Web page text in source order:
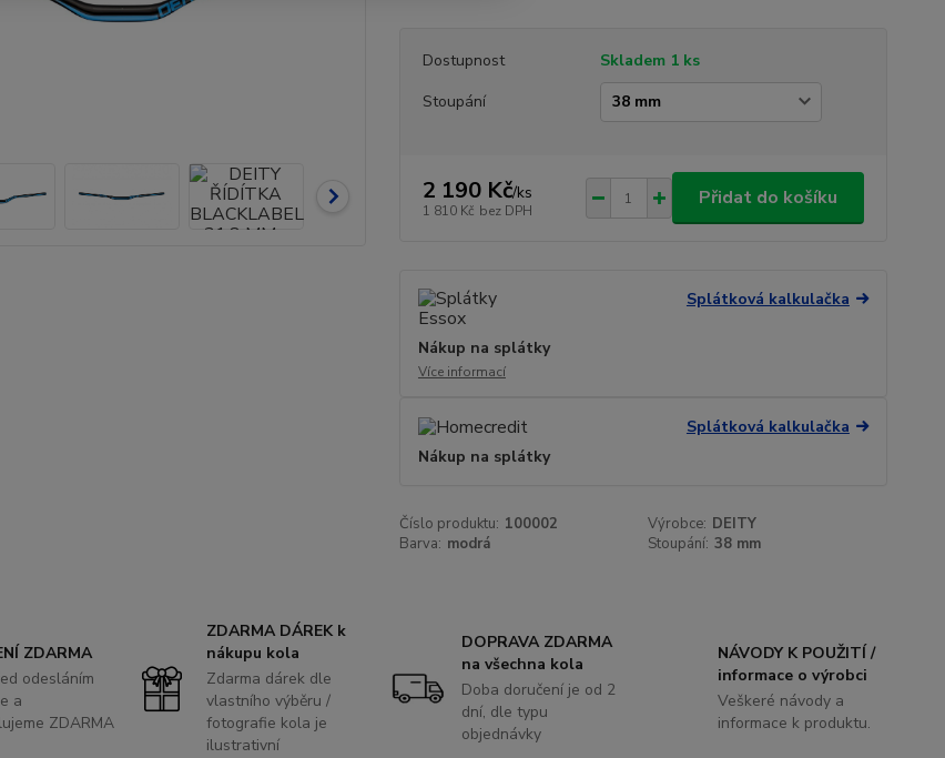
Dostupnost
Skladem 1 ks
Stoupání
2 190 Kč/ks
1 810 Kč bez DPH
Přidat do košíku
Splátková kalkulačka
Nákup na splátky
Více informací
Splátková kalkulačka
Nákup na splátky
Číslo produktu: 100002 Výrobce: DEITY
Barva: modrá Stoupání: 38 mm
ZDARMA
odesláním
a
ZDARMA
ZDARMA DÁREK k
nákupu kola
Zdarma dárek dle
vlastního výběru /
fotografie kola je
ilustrativní
DOPRAVA ZDARMA
na všechna kola
Doba doručení je od 2
dní, dle typu
objednávky
NÁVODY K POUŽITÍ /
informace o výrobci
Veškeré návody a
informace k produktu.